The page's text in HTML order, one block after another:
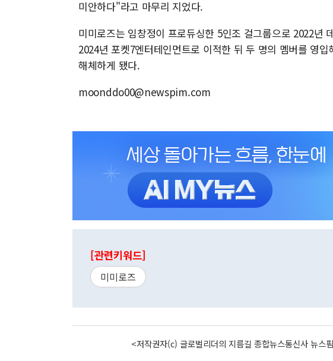
미안하다"라고 마무리 지었다.
미미로즈는 임창정이 프로듀싱한 5인조 걸그룹으로 2022년
2024년 포켓7엔터테인먼트로 이적한 뒤 두 명의 멤버를 영
해체하게 됐다.
moonddo00@newspim.com
[관련키워드]
미미로즈
<저작권자(c) 글로벌리더의 지름길 종합뉴스통신사 뉴